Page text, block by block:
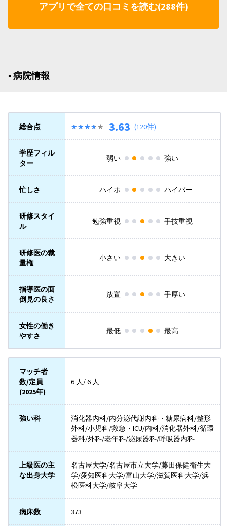
アプリで全ての口コミを読む(288件)
▪︎ 病院情報
総合点 ★★★★★
★★★★★ 3.63 (120件)
学歴フィル
ター
弱い 強い
忙しさ ハイポ ハイパー
研修スタイ
ル
勉強重視 手技重視
研修医の裁
量権
小さい 大きい
指導医の面
倒見の良さ
放置 手厚い
女性の働き
やすさ
最低 最高
マッチ者
数/定員
(2025年)
6 人/ 6 人
強い科
消化器内科/内分泌代謝内科・糖尿病科/整形
外科/小児科/救急・ICU/内科/消化器外科/循環
器科/外科/老年科/泌尿器科/呼吸器内科
上級医の主
な出身大学
名古屋大学/名古屋市立大学/藤田保健衛生大
学/愛知医科大学/富山大学/滋賀医科大学/浜
松医科大学/岐阜大学
病床数 373